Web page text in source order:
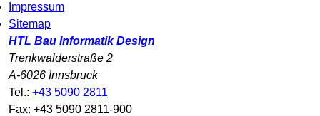
Impressum
Sitemap
HTL Bau Informatik Design
Trenkwalderstraße 2
A-6026 Innsbruck
Tel.: +43 5090 2811
Fax: +43 5090 2811-900